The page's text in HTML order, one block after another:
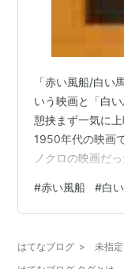
「赤い風船/白い
いう映画と「白
憩挟まず一気に
1950年代の映画
ノクロの映画だ
れだけ！」って
う感想の二つが
を描いた作品な
#赤い風船 #白
はてなブログ > 未指定